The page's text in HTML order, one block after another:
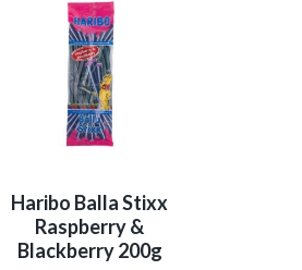
Haribo Balla Stixx
Raspberry &
Blackberry 200g